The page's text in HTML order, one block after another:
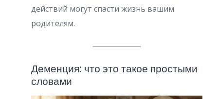
действий могут спасти жизнь вашим
родителям.
Деменция: что это такое простыми
словами